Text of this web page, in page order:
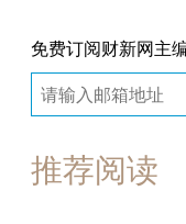
免费订阅财新网主
推荐阅读